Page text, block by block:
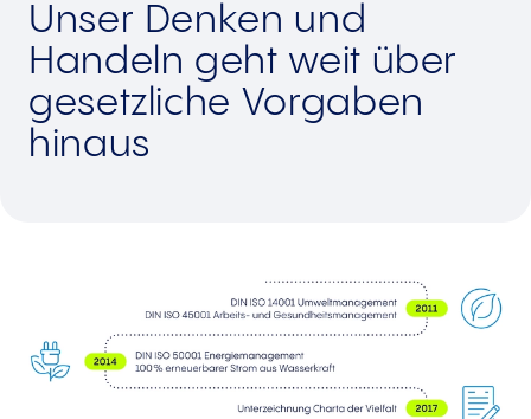
Karriere
Unser Denken und
Handeln geht weit über
gesetzliche Vorgaben
hinaus